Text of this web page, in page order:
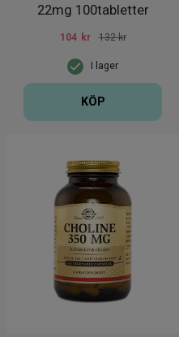
22mg 100tabletter
I lager
104 kr 132 kr
KÖP